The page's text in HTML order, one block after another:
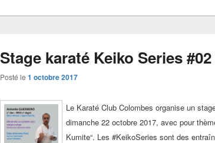
Stage karaté Keiko Series
Posté le 1 octobre 2017
Le Karaté Club Colombes organise un
dimanche 22 octobre 2017, avec pour
Kumite“. Les #KeikoSeries sont des